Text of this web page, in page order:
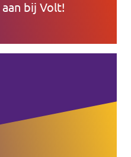
bij Volt!